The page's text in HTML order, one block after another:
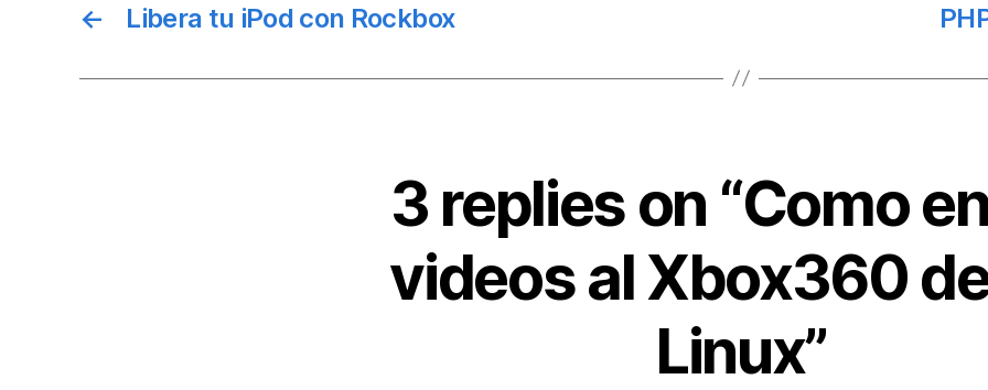
← Libera tu iPod con Rockbox
3 replies on “Como
videos al Xbox360
Linux”